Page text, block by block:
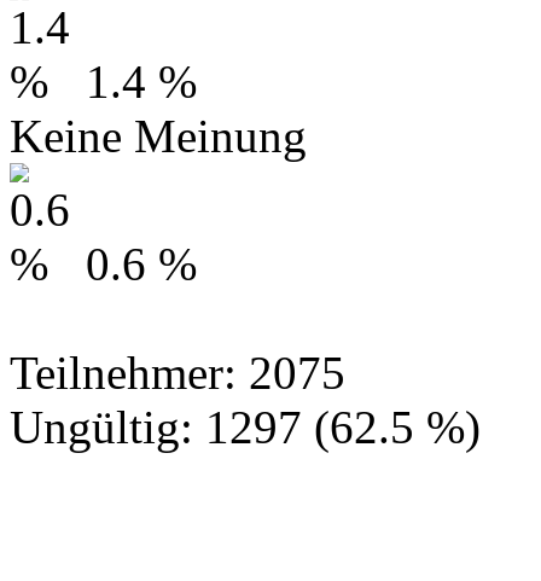
1.4 %
Keine Meinung
0.6 %
Teilnehmer: 2075
Ungültig: 1297 (62.5 %)